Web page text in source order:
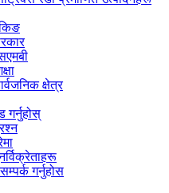
क्षेत्र
गर्नुहोस्
गर्नुहोस